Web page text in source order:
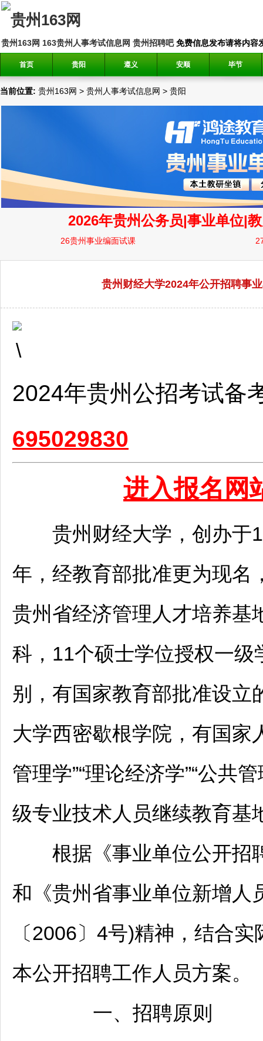
贵州163网 163贵州人事考试信息网 贵州招聘吧免费信息发布请将内容
首页 贵阳 遵义 安顺 毕节
当前位置: 贵州163网 > 贵州人事考试信息网 > 贵阳
贵州财经大学2024年公开招聘事
2024年贵州公招考试备
695029830
进入报名网
贵州财经大学，创办于
年，经教育部批准更为现名
贵州省经济管理人才培养基
科，11个硕士学位授权一
别，有国家教育部批准设
大学西密歇根学院，有国家
管理学”“理论经济学”“公共
级专业技术人员继续教育基
根据《事业单位公开招
和《贵州省事业单位新增人
〔2006〕4号)精神，结合
本公开招聘工作人员方案。
一、 招聘原则